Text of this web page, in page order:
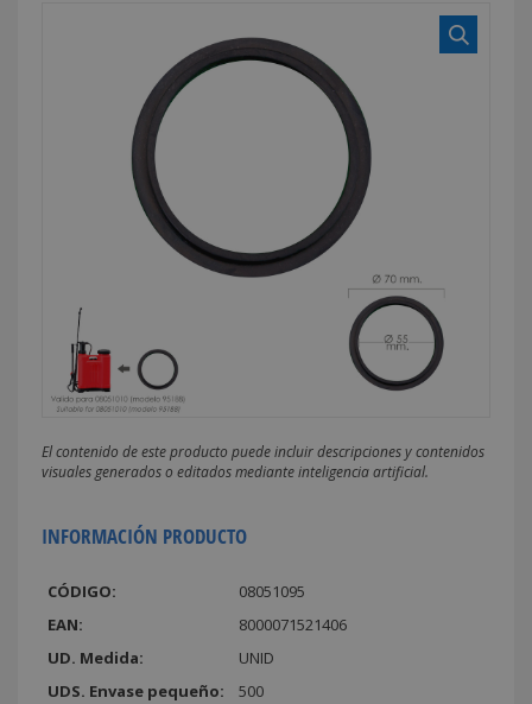
El contenido de este producto puede incluir descripciones y contenidos
visuales generados o editados mediante inteligencia artificial.
INFORMACIÓN PRODUCTO
CÓDIGO:
08051095
EAN:
8000071521406
UD. Medida:
UNID
UDS. Envase pequeño:
500